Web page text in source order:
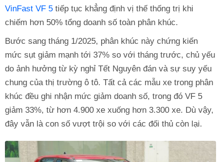
VinFast VF 5 tiếp tục khẳng định vị thế thống trị khi
chiếm hơn 50% tổng doanh số toàn phân khúc.
Bước sang tháng 1/2025, phân khúc này chứng kiến
mức sụt giảm mạnh tới 37% so với tháng trước, chủ yếu
do ảnh hưởng từ kỳ nghỉ Tết Nguyên đán và sự suy yếu
chung của thị trường ô tô. Tất cả các mẫu xe trong phân
khúc đều ghi nhận mức giảm doanh số, trong đó VF 5
giảm 33%, từ hơn 4.900 xe xuống hơn 3.300 xe. Dù vậy,
đây vẫn là con số vượt trội so với các đối thủ còn lại.